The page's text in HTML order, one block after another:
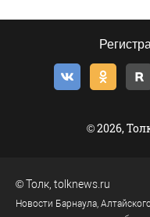
© 2026,
©Толк tolknews.ru
Новости Барнаула,